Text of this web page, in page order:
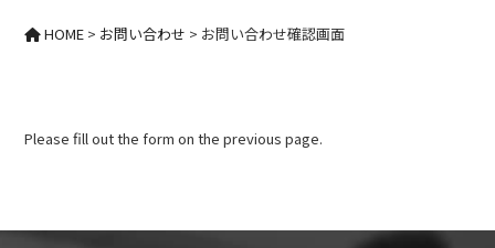
HOME > お問い合わせ > お問い合わせ確認画面
Please fill out the form on the previous page.